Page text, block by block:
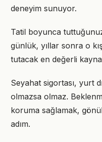
deneyim sunuyor.
Tatil boyunca
günlük, yıllar sonra o
tutacak en değerli
Seyahat sigortası, yurt
olmazsa olmaz.
koruma sağlamak,
adım.